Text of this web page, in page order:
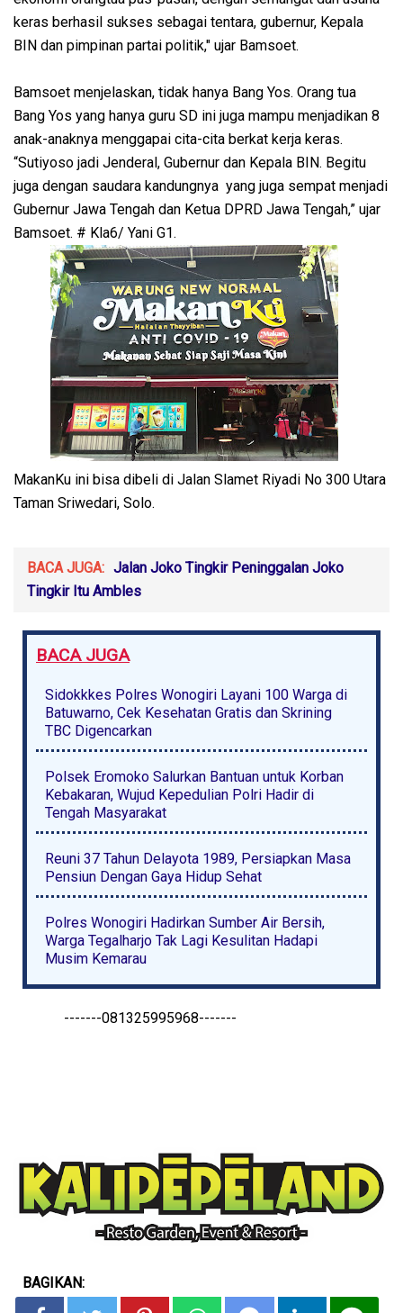
keras berhasil sukses sebagai tentara, gubernur, Kepala
BIN dan pimpinan partai politik," ujar Bamsoet.
Bamsoet menjelaskan, tidak hanya Bang Yos. Orang tua
Bang Yos yang hanya guru SD ini juga mampu menjadikan 8
anak-anaknya menggapai cita-cita berkat kerja keras.
“Sutiyoso jadi Jenderal, Gubernur dan Kepala BIN. Begitu
juga dengan saudara kandungnya yang juga sempat menjadi
Gubernur Jawa Tengah dan Ketua DPRD Jawa Tengah,” ujar
Bamsoet. # Kla6/ Yani G1.
MakanKu ini bisa dibeli di Jalan Slamet Riyadi No 300 Utara
Taman Sriwedari, Solo.
BACA JUGA: Jalan Joko Tingkir Peninggalan Joko
Tingkir Itu Ambles
BACA JUGA
Sidokkkes Polres Wonogiri Layani 100 Warga di
Batuwarno, Cek Kesehatan Gratis dan Skrining
TBC Digencarkan
Polsek Eromoko Salurkan Bantuan untuk Korban
Kebakaran, Wujud Kepedulian Polri Hadir di
Tengah Masyarakat
Reuni 37 Tahun Delayota 1989, Persiapkan Masa
Pensiun Dengan Gaya Hidup Sehat
Polres Wonogiri Hadirkan Sumber Air Bersih,
Warga Tegalharjo Tak Lagi Kesulitan Hadapi
Musim Kemarau
-------081325995968-------
BAGIKAN: